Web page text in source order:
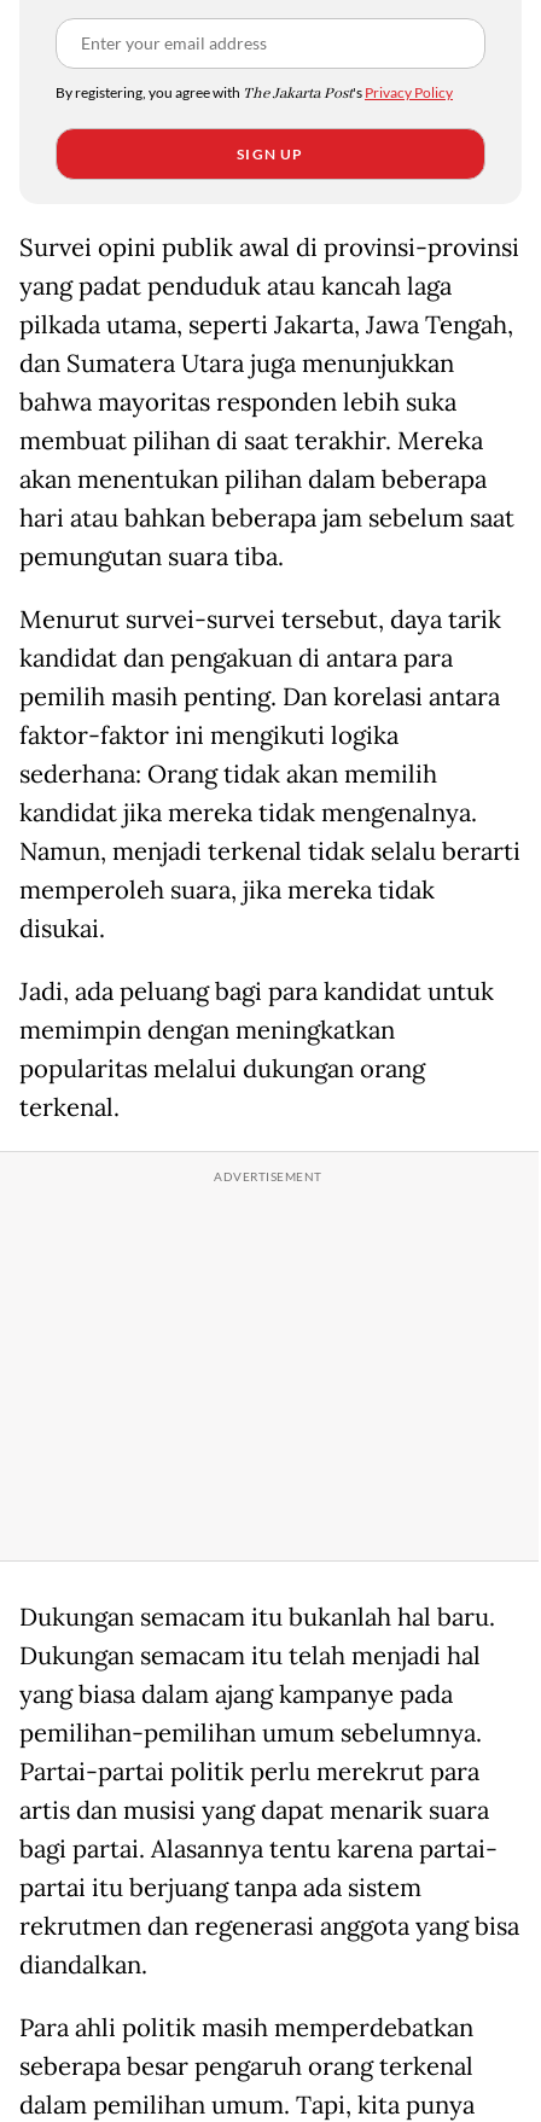
By registering, you agree with The Jakarta Post's Privacy Policy
SIGN UP
Survei opini publik awal di provinsi-provinsi
yang padat penduduk atau kancah laga
pilkada utama, seperti Jakarta, Jawa Tengah,
dan Sumatera Utara juga menunjukkan
bahwa mayoritas responden lebih suka
membuat pilihan di saat terakhir. Mereka
akan menentukan pilihan dalam beberapa
hari atau bahkan beberapa jam sebelum saat
pemungutan suara tiba.
Menurut survei-survei tersebut, daya tarik
kandidat dan pengakuan di antara para
pemilih masih penting. Dan korelasi antara
faktor-faktor ini mengikuti logika
sederhana: Orang tidak akan memilih
kandidat jika mereka tidak mengenalnya.
Namun, menjadi terkenal tidak selalu berarti
memperoleh suara, jika mereka tidak
disukai.
Jadi, ada peluang bagi para kandidat untuk
memimpin dengan meningkatkan
popularitas melalui dukungan orang
terkenal.
Dukungan semacam itu bukanlah hal baru.
Dukungan semacam itu telah menjadi hal
yang biasa dalam ajang kampanye pada
pemilihan-pemilihan umum sebelumnya.
Partai-partai politik perlu merekrut para
artis dan musisi yang dapat menarik suara
bagi partai. Alasannya tentu karena partai-
partai itu berjuang tanpa ada sistem
rekrutmen dan regenerasi anggota yang bisa
diandalkan.
Para ahli politik masih memperdebatkan
seberapa besar pengaruh orang terkenal
dalam pemilihan umum. Tapi, kita punya